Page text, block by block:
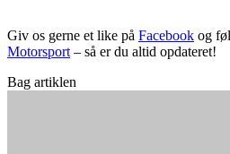
Giv os gerne et like på Facebook og
Motorsport – så er du altid opdateret!
Bag artiklen